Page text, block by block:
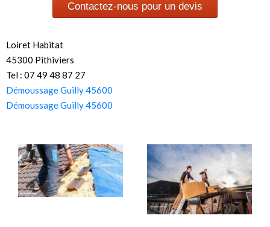
Contactez-nous pour un devis
Loiret Habitat
45300 Pithiviers
Tel : 07 49 48 87 27
Démoussage Guilly 45600
Démoussage Guilly 45600